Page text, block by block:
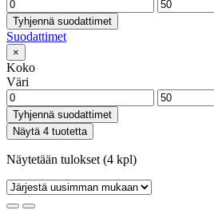
Tyhjennä suodattimet
Suodattimet
×
Koko
Väri
Tyhjennä suodattimet
Näytä 4 tuotetta
Näytetään tulokset (4 kpl)